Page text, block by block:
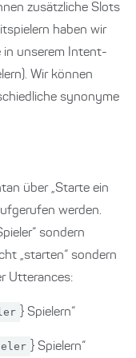
zusätzliche Slots
haben wir
in unserem Intent-
Wir können
synonyme
über „Starte ein
werden.
sondern
„starten“ sondern
Utterances:
} Spielern“
} Spielern“